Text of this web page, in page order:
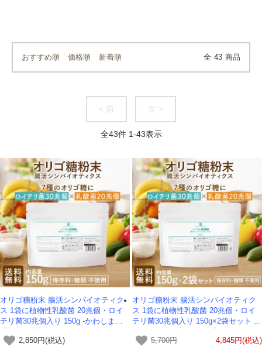
おすすめ順 価格順 新着順 全 43 商品
< 前 次 >
全43件 1-43表示
オリゴ糖粉末 腸活シンバイオティク
ス 1袋に植物性乳酸菌 20兆個・ロイ
テリ菌30兆個入り 150g -かわしま屋-
2,850円(税込)
オリゴ糖粉末 腸活シンバイオティク
ス 1袋に植物性乳酸菌 20兆個・ロイ
テリ菌30兆個入り 150g×2袋セット -
の発送*5,700円 4,845円(税込)